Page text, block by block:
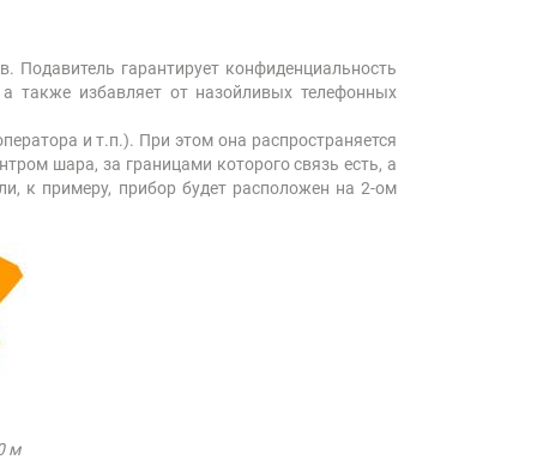
гарантирует конфиденциальность
также избавляет от назойливых телефонных
и т.п.). При этом она распространяется
шара, за границами которого связь есть, а
к примеру, прибор будет расположен на 2-ом
м